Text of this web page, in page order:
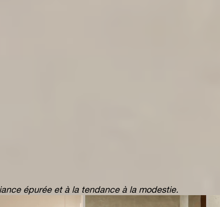
épurée et à la tendance à la modestie.